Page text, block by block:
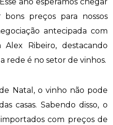
ano esperamos chegar
bons preços para nossos
antecipada com
Alex Ribeiro, destacando
rede é no setor de vinhos.
Natal, o vinho não pode
casas. Sabendo disso, o
com preços de